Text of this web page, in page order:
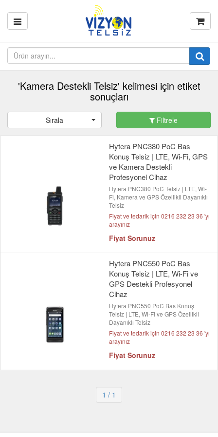
'Kamera Destekli Telsiz' kelimesi için etiket
sonuçları
Sırala Filtrele
Hytera PNC380 PoC Bas
Konuş Telsiz | LTE, Wi-Fi, GPS
ve Kamera Destekli
Profesyonel Cihaz
Hytera PNC380 PoC Telsiz | LTE, Wi-
Fi, Kamera ve GPS Özellikli Dayanıklı
Telsiz
Fiyat ve tedarik için 0216 232 23 36 'yı
arayınız
Fiyat Sorunuz
Hytera PNC550 PoC Bas
Konuş Telsiz | LTE, Wi-Fi ve
GPS Destekli Profesyonel
Cihaz
Hytera PNC550 PoC Bas Konuş
Telsiz | LTE, Wi-Fi ve GPS Özellikli
Dayanıklı Telsiz
Fiyat ve tedarik için 0216 232 23 36 'yı
arayınız
Fiyat Sorunuz
1 / 1